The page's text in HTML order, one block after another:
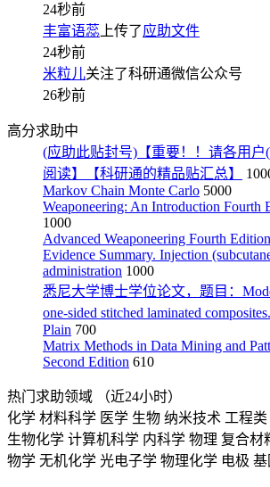
24秒前
丰富语蕊 上传了应助文件
24秒前
米粒儿关注了科研通微信公众号
26秒前
高分求助中
(应助此贴封号)【重要！！请各用户
阅读】【科研通的精品贴汇总】
Markov Chain Monte Carlo 5000
Weaponeering: An Introduction Fourth
1000
Advanced Weaponeering Fourth
Evidence Summary. Injection
administration 1000
悉尼大学博士学位论文，题目：
one-sided stitched laminated
Plain 700
Matrix Methods in Data Mining and
Second Edition 610
热门求助领域
（近24小时）
化学 材料科学 医学 生物 纳米技术 工程类
生物化学 计算机科学 内科学 物理 复合材
物学 无机化学 光电子学 物理化学 电极 基